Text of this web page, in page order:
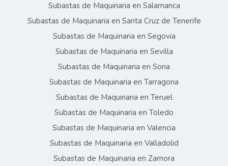
Subastas de Maquinaria en Salamanca
Subastas de Maquinaria en Santa Cruz de Tenerife
Subastas de Maquinaria en Segovia
Subastas de Maquinaria en Sevilla
Subastas de Maquinaria en Soria
Subastas de Maquinaria en Tarragona
Subastas de Maquinaria en Teruel
Subastas de Maquinaria en Toledo
Subastas de Maquinaria en Valencia
Subastas de Maquinaria en Valladolid
Subastas de Maquinaria en Zamora